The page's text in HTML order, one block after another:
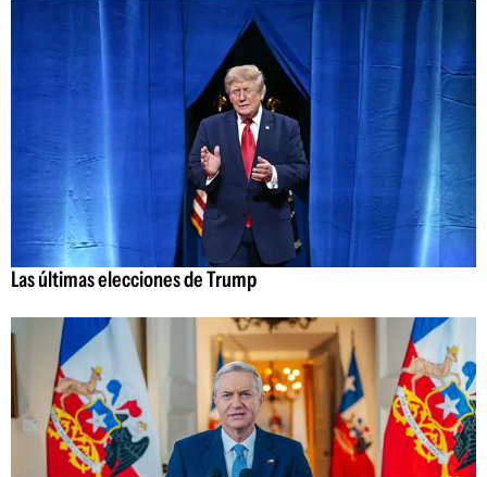
Las últimas elecciones de Trump